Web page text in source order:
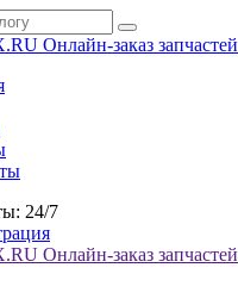
Онлайн-заказ запчастей
24/7
Онлайн-заказ запчастей